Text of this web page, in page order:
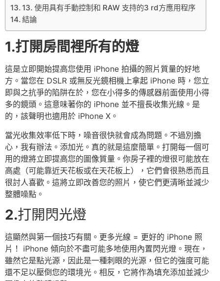
13. 使用具有手動控制和 RAW 支持的3 rd方應用程序
結論
1.打開房間裡所有的燈
這是立即開始提高您使用 iPhone 拍攝的照片質量的好地
方。當您在 DSLR 或無反光鏡相機上拿起 iPhone 時，您立
即與之抗爭的陷阱在於，您在小得多的傳感器前面使用小得
多的鏡頭。這意味著你的 iPhone 並不擅長收集光線。是
的，該聲明也適用於 iPhone X。
當光收集效率低下時，噪音很快就會成為問題。不過別擔
心，我有辦法。添加光。真的就是這麼簡單。打開每一個可
用的燈將立即提高您的圖像質量。你房子裡的燈很可能放在
高處（可能靠近天花板或在天花板上），它們會很熟悉而且
很討人喜歡。這將立即改善您的照片，使它們更清晰並減少
整體噪點。
2.打開閃光燈
這顯然與第一個技巧有關。更多光線 = 更好的 iPhone 照
片！ iPhone 傾向於不盡可能多地使用內置閃光燈。現在，
雖然它是點光源，因此是一種刺眼的光源，但它的強度可能
還不足以壓倒您的環境光。相反，它將作為填充添加並減少